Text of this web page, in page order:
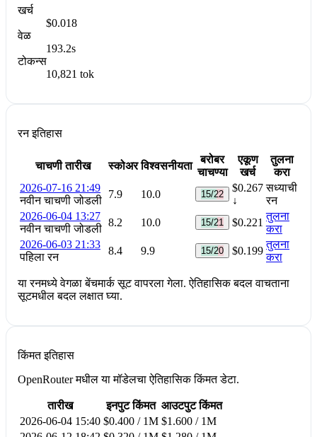
खर्च
$0.018
वेळ
193.2s
टोकन्स
10,821 tok
रन इतिहास
चाचणी तारीख स्कोअर विश्वसनीयता
बरोबर
चाचण्या
एकूण
खर्च
तुलना
करा
2026-07-16 21:49
नवीन चाचणी जोडली
7.9 10.0 15/22
$0.267
↓
सध्याची
रन
2026-06-04 13:27
नवीन चाचणी जोडली
8.2 10.0 15/21 $0.221
तुलना
करा
2026-06-03 21:33
पहिला रन
8.4 9.9 15/20 $0.199
तुलना
करा
या रनमध्ये वेगळा बेंचमार्क सूट वापरला गेला. ऐतिहासिक बदल वाचताना
सूटमधील बदल लक्षात घ्या.
किंमत इतिहास
OpenRouter मधील या मॉडेलचा ऐतिहासिक किंमत डेटा.
तारीख इनपुट किंमत आउटपुट किंमत
2026-06-04 15:40 $0.400 / 1M $1.600 / 1M